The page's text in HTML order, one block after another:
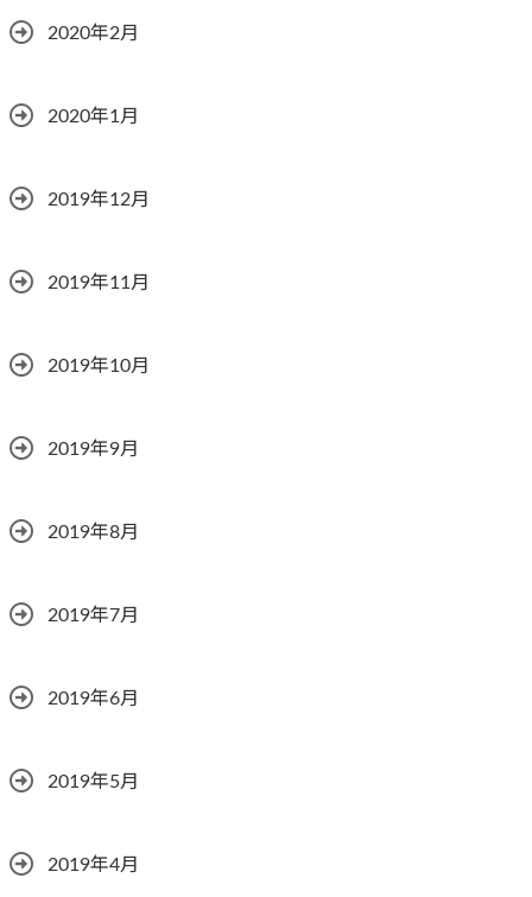
2020年2月
2020年1月
2019年12月
2019年11月
2019年10月
2019年9月
2019年8月
2019年7月
2019年6月
2019年5月
2019年4月